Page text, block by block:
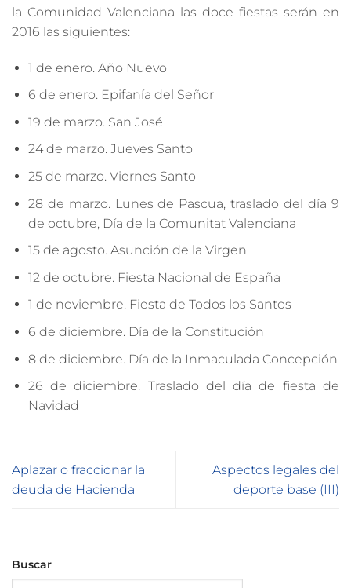
la Comunidad Valenciana las doce fiestas serán en
2016 las siguientes:
1 de enero. Año Nuevo
6 de enero. Epifanía del Señor
19 de marzo. San José
24 de marzo. Jueves Santo
25 de marzo. Viernes Santo
28 de marzo. Lunes de Pascua, traslado del día 9
de octubre, Día de la Comunitat Valenciana
15 de agosto. Asunción de la Virgen
12 de octubre. Fiesta Nacional de España
1 de noviembre. Fiesta de Todos los Santos
6 de diciembre. Día de la Constitución
8 de diciembre. Día de la Inmaculada Concepción
26 de diciembre. Traslado del día de fiesta de
Navidad
Aplazar o fraccionar la
deuda de Hacienda
Aspectos legales del
deporte base (III)
Buscar